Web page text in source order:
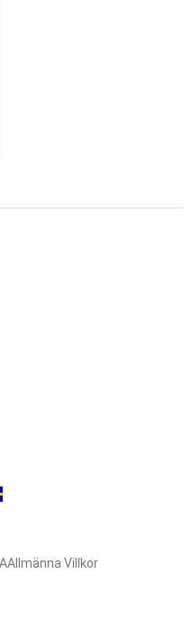
Allmänna Villkor